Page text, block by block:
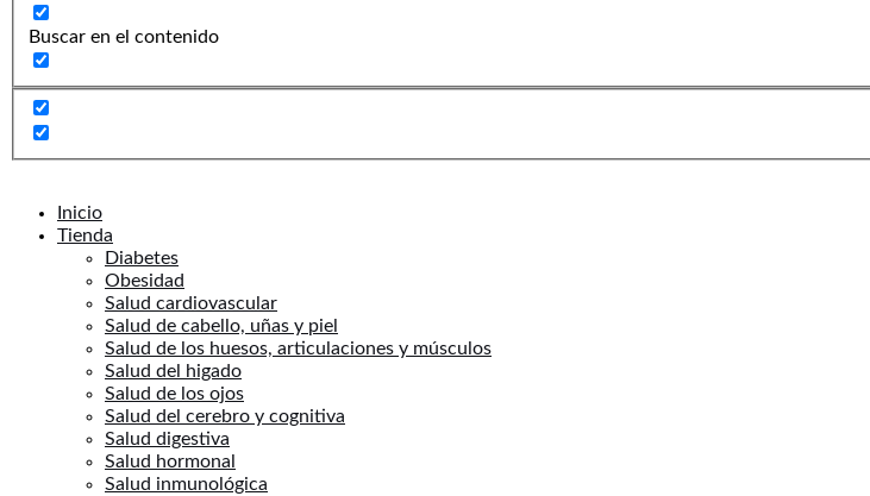
Buscar en el contenido
Inicio
Tienda
Diabetes
Obesidad
Salud cardiovascular
Salud de cabello, uñas y piel
Salud de los huesos, articulaciones y músculos
Salud del higado
Salud de los ojos
Salud del cerebro y cognitiva
Salud digestiva
Salud hormonal
Salud inmunológica